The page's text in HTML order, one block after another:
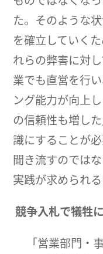
た。そのような
を確立していく
れらの弊害に対
業でも直営を行
ング能力が向上
の信頼性も増し
識にすることが
聞き流すのでは
実践が求められ
競争入札で犠牲
「営業部門・